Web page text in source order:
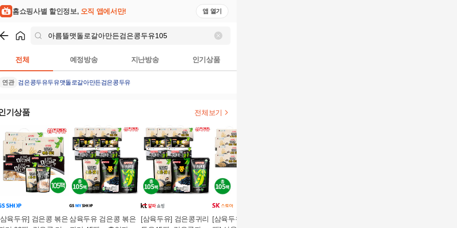
홈쇼핑사별 할인정보, 오직 앱에서만! 앱 열기
전체 예정방송 지난방송 인기상품
연관 검은콩두유두유맷돌로갈아만든검은콩두유
기상품 전체보기
육두유] 검은콩 볶은삼육두유 검은콩 볶은
[삼육두유] 검은콩귀리 [삼육두유] [무료체험5